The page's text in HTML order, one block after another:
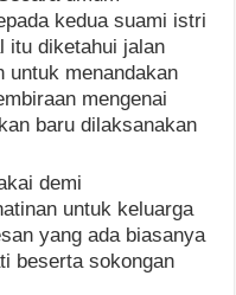
kedua suami istri
itu diketahui jalan
untuk menandakan
mengenai
baru dilaksanakan
demi
untuk keluarga
yang ada biasanya
beserta sokongan